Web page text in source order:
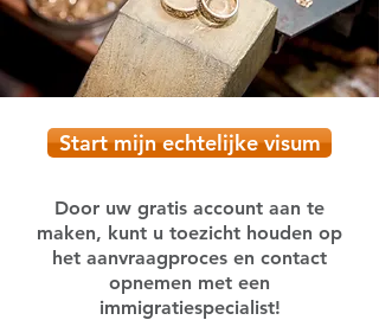
Start mijn echtelijke visum
Door uw gratis account aan te
maken, kunt u toezicht houden op
het aanvraagproces en contact
opnemen met een
immigratiespecialist!